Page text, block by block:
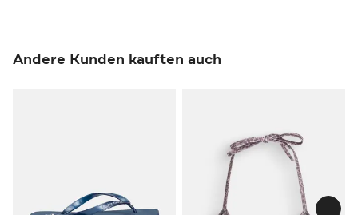
Andere Kunden kauften auch